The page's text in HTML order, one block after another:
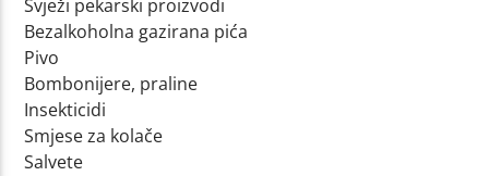
Svježi pekarski proizvodi
Bezalkoholna gazirana pića
Pivo
Bombonijere, praline
Insekticidi
Smjese za kolače
Salvete